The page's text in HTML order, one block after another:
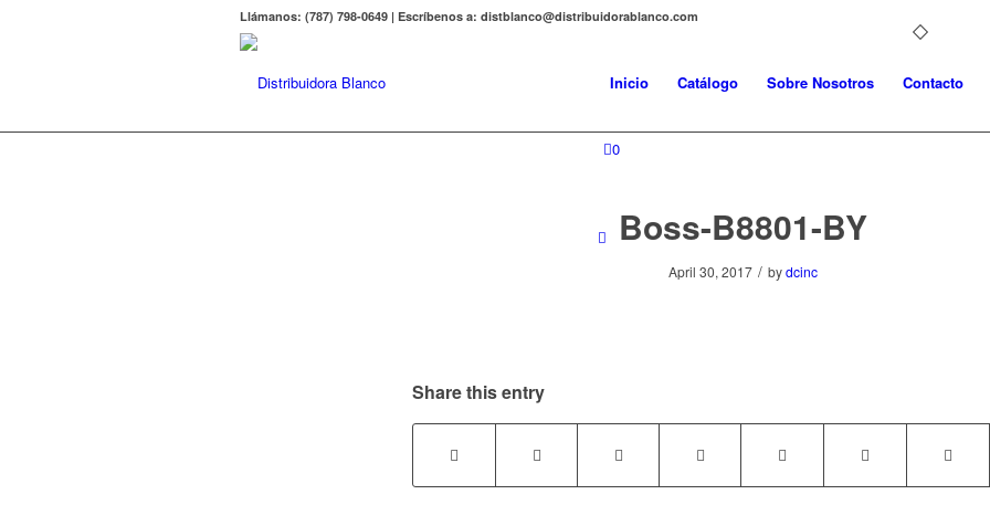
Llámanos: (787) 798-0649 | Escríbenos a: distblanco@distribuidorablanco.com
Inicio Catálogo Sobre Nosotros Contacto
0
Boss-B8801-BY
April 30, 2017 / bydcinc
Share this entry